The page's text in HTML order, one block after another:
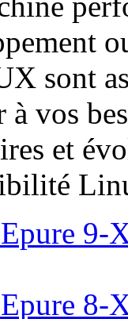
sont
à vos
et
9-
8-